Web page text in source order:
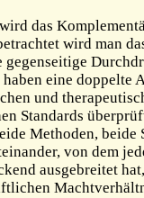
das
wird man
gegenseitige
eine doppelte
und
Standards
Methoden,
von dem
ausgebreitet